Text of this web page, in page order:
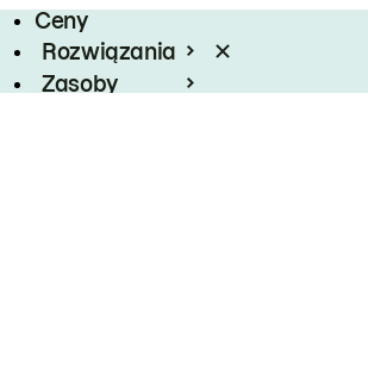
Ceny
Rozwiązania
Zasoby